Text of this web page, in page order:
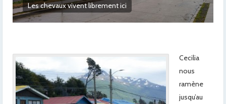
Puerto Williams
Cecilia
nous
ramène
jusqu’au